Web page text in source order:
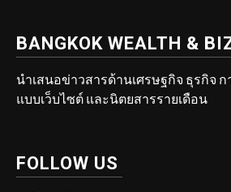
BANGKOK WEALTH &
นำเสนอข่าวสารด้านเศรษฐกิจ ธุรกิจ
แบบเว็บไซต์ และนิตยสารรายเดือน
FOLLOW US